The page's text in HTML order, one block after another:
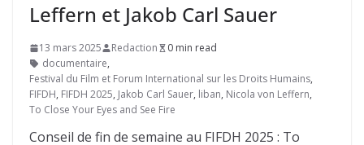
Leffern et Jakob Carl Sauer
13 mars 2025 Redaction
0 min read
documentaire,
Festival du Film et Forum International sur les Droits Humains,
FIFDH, FIFDH 2025, Jakob Carl Sauer, liban, Nicola von Leffern,
To Close Your Eyes and See Fire
Conseil de fin de semaine au FIFDH 2025 : To